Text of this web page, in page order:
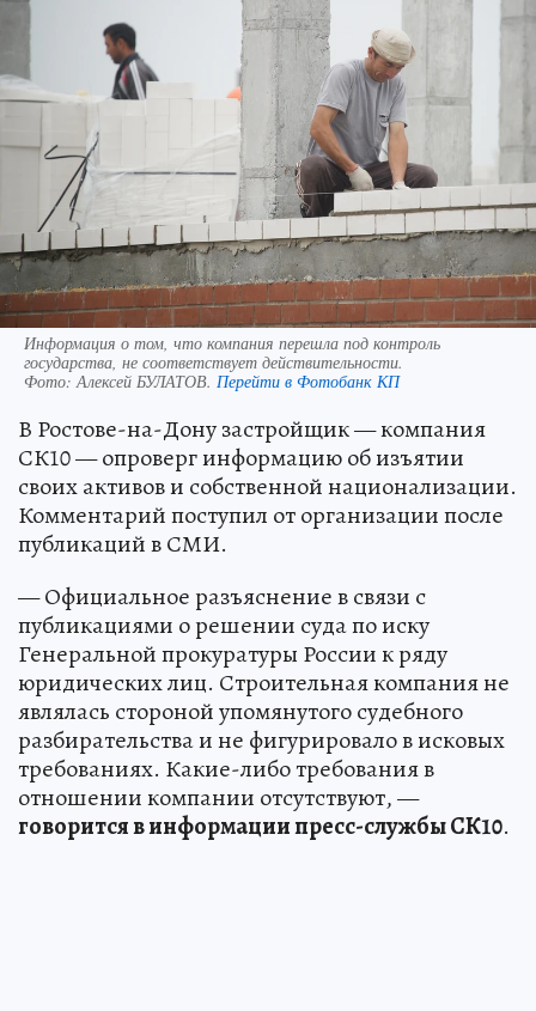
Информация о том, что компания перешла под контроль
государства, не соответствует действительности.
Фото:Алексей БУЛАТОВ. Перейти в Фотобанк КП
В Ростове-на-Дону застройщик — компания
СК10 — опроверг информацию об изъятии
своих активов и собственной национализации.
Комментарий поступил от организации после
публикаций в СМИ.
— Официальное разъяснение в связи с
публикациями о решении суда по иску
Генеральной прокуратуры России к ряду
юридических лиц. Строительная компания не
являлась стороной упомянутого судебного
разбирательства и не фигурировало в исковых
требованиях. Какие-либо требования в
отношении компании отсутствуют, —
говорится в информации пресс-службы СК10.